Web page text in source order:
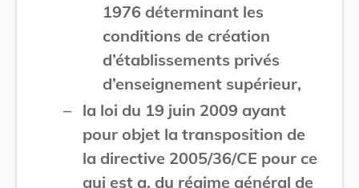
1976 déterminant les
conditions de création
d’établissements privés
d’enseignement supérieur,
– la loi du 19 juin 2009 ayant
pour objet la transposition de
la directive 2005/36/CE pour ce
qui est a. du régime général de